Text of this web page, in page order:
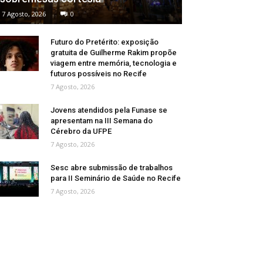
7 Agosto, 2026 0
Futuro do Pretérito: exposição
gratuita de Guilherme Rakim propõe
viagem entre memória, tecnologia e
futuros possíveis no Recife
7 Agosto, 2026
Jovens atendidos pela Funase se
apresentam na III Semana do
Cérebro da UFPE
7 Agosto, 2026
Sesc abre submissão de trabalhos
para II Seminário de Saúde no Recife
7 Agosto, 2026